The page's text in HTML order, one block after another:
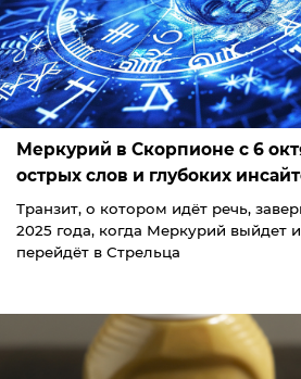
Меркурий в Скорпионе с 6
острых слов и глубоких
Транзит, о котором идёт речь,
2025 года, когда Меркурий выйдет
перейдёт в Стрельца